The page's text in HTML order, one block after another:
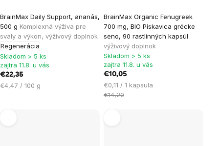
BrainMax Daily Support, ananás,
500 g Komplexná výživa pre
svaly a výkon, výživový doplnok
Regenerácia
Skladom > 5 ks
zajtra 11.8. u vás
€22,35
Jednotková
€4,47 / 100 g
BrainMax Organic Fenugreek
700 mg, BIO Pískavica grécke
seno, 90 rastlinných kapsúl
výživový doplnok
Skladom > 5 ks
zajtra 11.8. u vás
€10,05
Jednotková
cena:
€0,11 / 1 kapsula
€14,20